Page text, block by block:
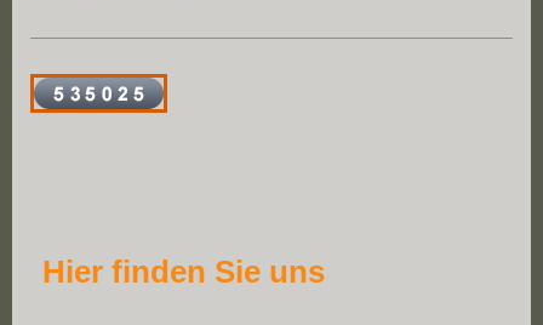
Hier finden Sie uns